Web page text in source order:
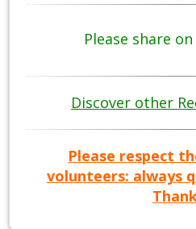
Please share on
Discover other
Please respect
volunteers: always